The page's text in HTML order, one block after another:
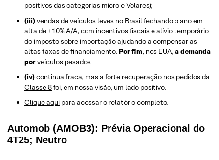
positivos das categorias micro e Volares);
(iii)vendas de veículos leves no Brasil fechando o ano em
alta de +10% A/A, com incentivos fiscais e alívio temporário
do imposto sobre importação ajudando a compensar as
altas taxas de financiamento. Por fim, nos EUA, a demanda
porveículos pesados
(iv)continua fraca, mas a forte recuperação nos pedidos da
Classe 8foi, em nossa visão, um lado positivo.
Clique aqui para acessar o relatório completo.
Automob (AMOB3): Prévia Operacional do
4T25; Neutro